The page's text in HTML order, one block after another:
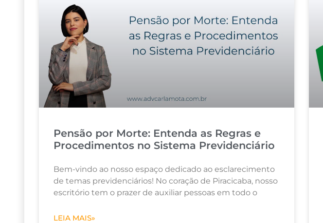
Pensão por Morte: Entenda as Regras e
Procedimentos no Sistema Previdenciário
Bem-vindo ao nosso espaço dedicado ao esclarecimento
de temas previdenciários! No coração de Piracicaba, nosso
escritório tem o prazer de auxiliar pessoas em todo o
LEIA MAIS»